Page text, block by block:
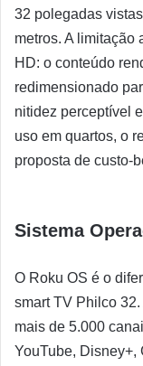
32 polegadas
metros. A limitação
HD: o conteúdo
redimensionado
nitidez perceptível
uso em quartos, o
proposta de custo-
Sistema
O Roku OS é o
smart TV Philco
mais de 5.000
YouTube, Disney+,